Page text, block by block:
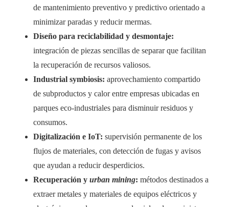
de mantenimiento preventivo y predictivo orientado a
minimizar paradas y reducir mermas.
Diseño para reciclabilidad y desmontaje:
integración de piezas sencillas de separar que facilitan
la recuperación de recursos valiosos.
Industrial symbiosis: aprovechamiento compartido
de subproductos y calor entre empresas ubicadas en
parques eco‑industriales para disminuir residuos y
consumos.
Digitalización e IoT: supervisión permanente de los
flujos de materiales, con detección de fugas y avisos
que ayudan a reducir desperdicios.
Recuperación y urban mining: métodos destinados a
extraer metales y materiales de equipos eléctricos y